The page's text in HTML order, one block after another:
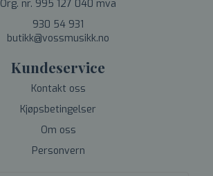
Org. nr. 995 127 040 mva
930 54 931
butikk@vossmusikk.no
Kundeservice
Kontakt oss
Kjøpsbetingelser
Om oss
Personvern